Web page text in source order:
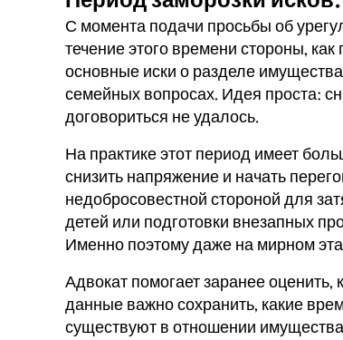
С момента подачи просьбы об
течение этого времени стороны,
основные иски о разделе
семейных вопросах. Идея проста:
договориться не удалось.
На практике этот период имеет
снизить напряжение и начать
недобросовестной стороной для
детей или подготовки внезапных
Именно поэтому даже на мирном
Адвокат помогает заранее
данные важно сохранить, какие
существуют в отношении